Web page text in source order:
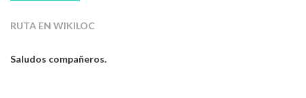
RUTA EN WIKILOC
Saludos compañeros.